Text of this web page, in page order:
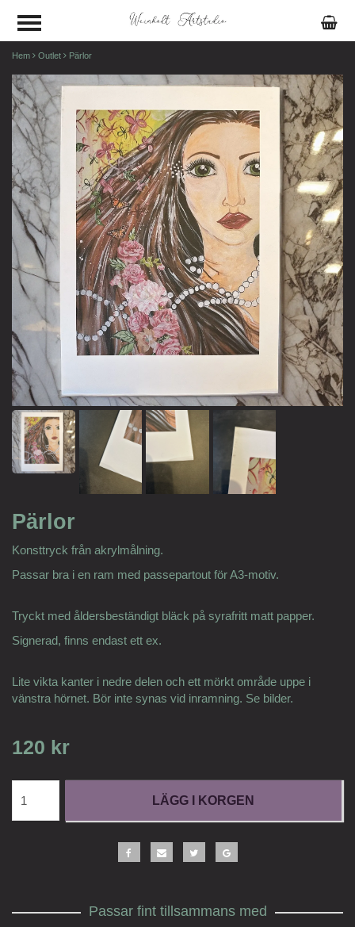
Hem Outlet Pärlor
Pärlor
Konsttryck från akrylmålning.
Passar bra i en ram med passepartout för A3-motiv.
Tryckt med åldersbeständigt bläck på syrafritt matt papper.
Signerad, finns endast ett ex.
Lite vikta kanter i nedre delen och ett mörkt område uppe i
vänstra hörnet. Bör inte synas vid inramning. Se bilder.
120 kr
LÄGG I KORGEN
Passar fint tillsammans med